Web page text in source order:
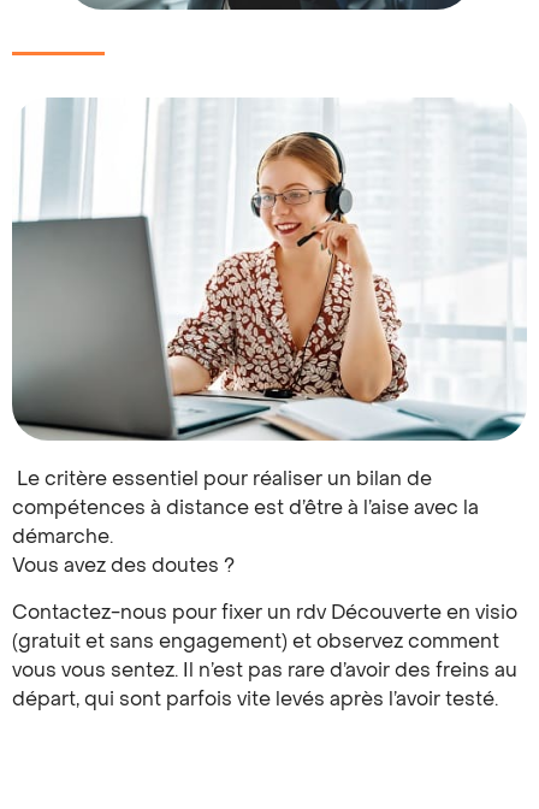
Le critère essentiel pour réaliser un bilan de
compétences à distance est d’être à l’aise avec la
démarche.
Vous avez des doutes ?
Contactez-nous pour fixer un rdv Découverte en visio
(gratuit et sans engagement) et observez comment
vous vous sentez. Il n’est pas rare d’avoir des freins au
départ, qui sont parfois vite levés après l’avoir testé.